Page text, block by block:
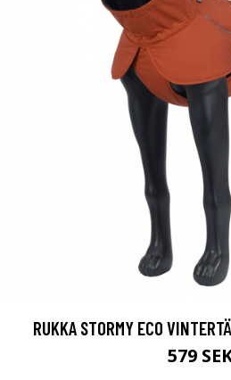
RUKKA STORMY ECO
579